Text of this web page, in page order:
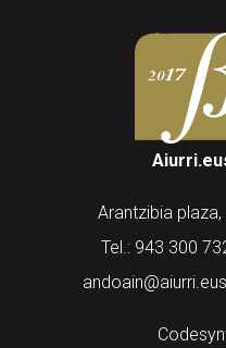
Arantzibia
Tel.: 943 300